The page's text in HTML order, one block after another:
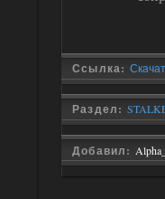
Ссылка:
Раздел:
Добавил: